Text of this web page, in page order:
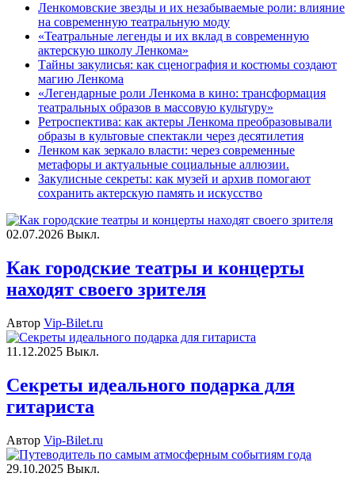
Ленкомовские звезды и их незабываемые роли: влияние
на современную театральную моду
«Театральные легенды и их вклад в современную
актерскую школу Ленкома»
Тайны закулисья: как сценография и костюмы создают
магию Ленкома
«Легендарные роли Ленкома в кино: трансформация
театральных образов в массовую культуру»
Ретроспектива: как актеры Ленкома преобразовывали
образы в культовые спектакли через десятилетия
Ленком как зеркало власти: через современные
метафоры и актуальные социальные аллюзии.
Закулисные секреты: как музей и архив помогают
сохранить актерскую память и искусство
02.07.2026 Выкл.
Как городские театры и концерты
находят своего зрителя
Автор Vip-Bilet.ru
11.12.2025 Выкл.
Секреты идеального подарка для
гитариста
Автор Vip-Bilet.ru
29.10.2025 Выкл.